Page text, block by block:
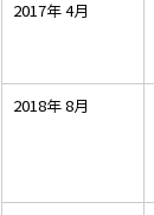
2017年 4月
2018年 8月